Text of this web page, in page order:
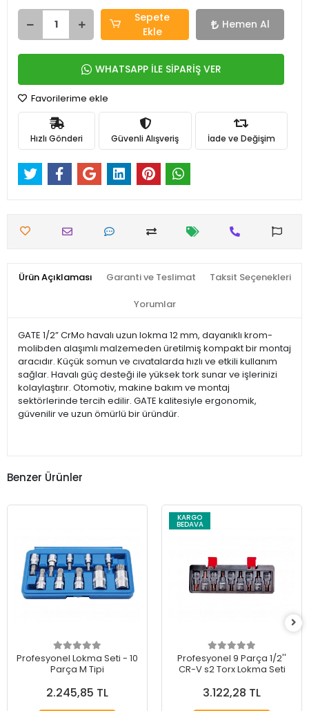
Sepete
Ekle
Hemen Al
WHATSAPP İLE SİPARİŞ VER
Favorilerime ekle
Hızlı Gönderi Güvenli Alışveriş İade ve Değişim
Ürün Açıklaması Garanti ve Teslimat Taksit Seçenekleri
Yorumlar
GATE 1/2” CrMo havalı uzun lokma 12 mm, dayanıklı krom-
molibden alaşımlı malzemeden üretilmiş kompakt bir montaj
aracıdır. Küçük somun ve cıvatalarda hızlı ve etkili kullanım
sağlar. Havalı güç desteği ile yüksek tork sunar ve işlerinizi
kolaylaştırır. Otomotiv, makine bakım ve montaj
sektörlerinde tercih edilir. GATE kalitesiyle ergonomik,
güvenilir ve uzun ömürlü bir üründür.
Benzer Ürünler
Profesyonel Lokma Seti - 10
Parça M Tipi
2.245,85 TL
KARGO
BEDAVA
Profesyonel 9 Parça 1/2''
CR-V s2 Torx Lokma Seti
3.122,28 TL